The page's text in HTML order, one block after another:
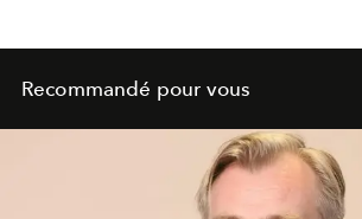
Recommandé pour vous